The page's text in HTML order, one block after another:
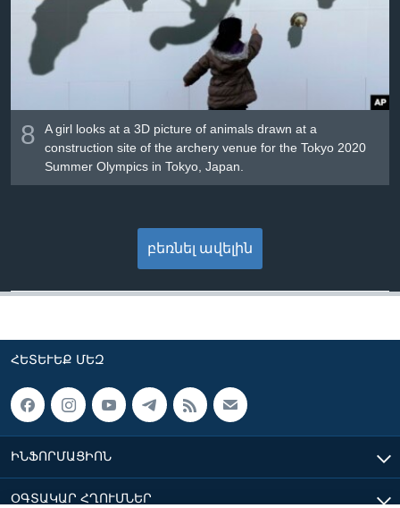
8
A girl looks at a 3D picture of animals drawn at a
construction site of the archery venue for the Tokyo 2020
Summer Olympics in Tokyo, Japan.
բեռնել ավելին
ՀԵՏԵՒԵՔ ՄԵԶ
ԻՆՖՈՐՄԱՑԻՈՆ
ՕԳՏԱԿԱՐ ՀՂՈՒՄՆԵՐ